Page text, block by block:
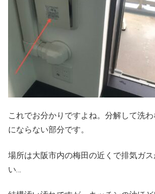
これでお分かりですよね。分解して洗
にならない部分です。
場所は大阪市内の梅田の近くで排気ガ
い…